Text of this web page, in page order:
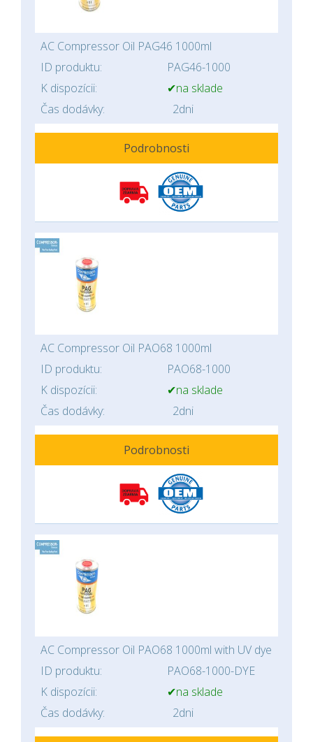
AC Compressor Oil PAG46 1000ml
ID produktu:
PAG46-1000
K dispozícii:
✔na sklade
Čas dodávky:
2dni
Podrobnosti
AC Compressor Oil PAO68 1000ml
ID produktu:
PAO68-1000
K dispozícii:
✔na sklade
Čas dodávky:
2dni
Podrobnosti
AC Compressor Oil PAO68 1000ml with UV dye
ID produktu:
PAO68-1000-DYE
K dispozícii:
✔na sklade
Čas dodávky:
2dni